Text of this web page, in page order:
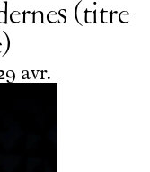
(titre
avril
avr.